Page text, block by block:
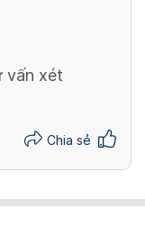
vấn xét
Chia sẻ